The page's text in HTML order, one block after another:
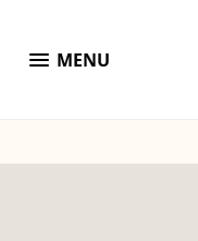
menu MENU